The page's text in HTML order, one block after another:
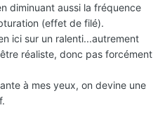
diminuant aussi la fréquence
(effet de filé).
ici sur un ralenti...autrement
réaliste, donc pas forcément
à mes yeux, on devine une